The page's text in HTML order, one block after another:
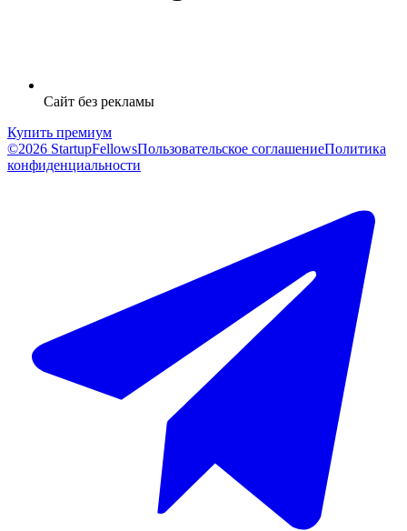
Сайт без рекламы
Купить премиум
©2026 StartupFellowsПользовательское соглашениеПолитика
конфиденциальности